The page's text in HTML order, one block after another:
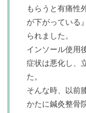
もらうと有痛性
が下がっている
られました。
インソール使用
症状は悪化し、
た。
そんな時、以前
かたに鍼灸整骨